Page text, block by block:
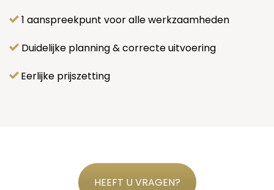
1 aanspreekpunt voor alle werkzaamheden
Duidelijke planning & correcte uitvoering
Eerlijke prijszetting
HEEFT U VRAGEN?